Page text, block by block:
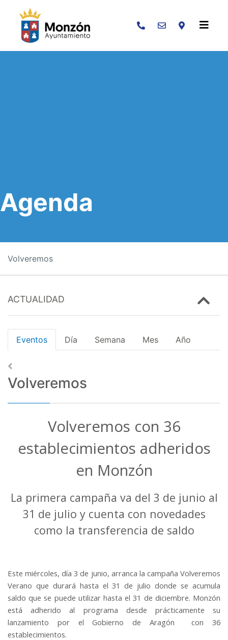
Buscar
Agenda
Volveremos
ACTUALIDAD
Eventos Día Semana Mes Año
Volveremos
Volveremos con 36
establecimientos adheridos
en Monzón
La primera campaña va del 3 de junio al
31 de julio y cuenta con novedades
como la transferencia de saldo
Este miércoles, día 3 de junio, arranca la campaña Volveremos
Verano que durará hasta el 31 de julio donde se acumula
saldo que se puede utilizar hasta el 31 de diciembre. Monzón
está adherido al programa desde prácticamente su
lanzamiento por el Gobierno de Aragón con 36
establecimientos.